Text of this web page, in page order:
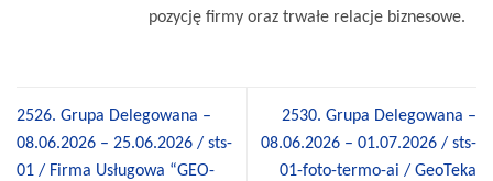
pozycję firmy oraz trwałe relacje biznesowe.
2526. Grupa Delegowana –
08.06.2026 – 25.06.2026 / sts-
01 / Firma Usługowa “GEO-
2530. Grupa Delegowana –
08.06.2026 – 01.07.2026 / sts-
01-foto-termo-ai / GeoTeka